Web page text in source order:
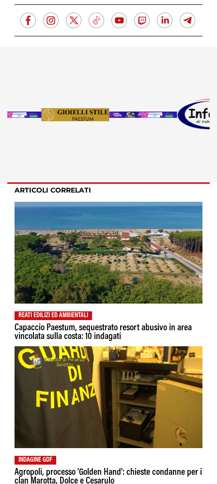
ARTICOLI CORRELATI
REATI EDILIZI ED AMBIENTALI
Capaccio Paestum, sequestrato resort abusivo in area
vincolata sulla costa: 10 indagati
INDAGINE GDF
Agropoli, processo 'Golden Hand': chieste condanne per i
clan Marotta, Dolce e Cesarulo